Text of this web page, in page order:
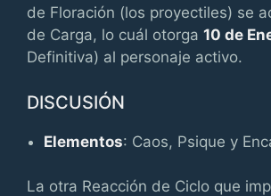
de Floración (los proyectiles) se
de Carga, lo cuál otorga 10 de
Definitiva) al personaje activo.
DISCUSIÓN
Elementos: Caos, Psique y
La otra Reacción de Ciclo que